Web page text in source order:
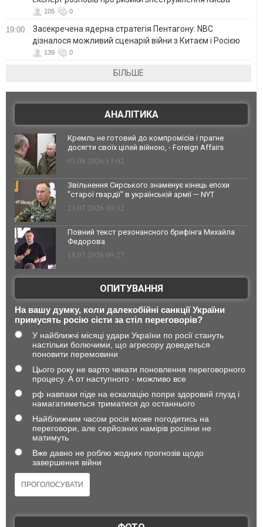
105 0
19:00
Засекречена ядерна стратегія Пентагону: NBC
дізналося можливий сценарій війни з Китаєм і Росією
139 0
БІЛЬШЕ
АНАЛІТИКА
Кремль не готовий до компромісів і прагне
досягти своїх цілей війною, - Foreign Affairs
03.08.2026 13:02
Звільнення Сирського знаменує кінець епохи
"старої гвардії" в українській армії — NYT
23.07.2026 10:32
Повний текст резонансного брифінга Михайла
Федорова
18.07.2026 09:27
ОПИТУВАННЯ
На вашу думку, коли далекобійні санкції України
примусять росію сісти за стіл переговорів?
У найближчі місяці удари України по росії стануть
настільки болючими, що агресору доведеться
поновити перемовини
Цього року не варто чекати поновлення переговорного
процесу. А от наступного - можливо все
рф навпаки піде на ескалацію попри здоровий глузд і
намагатиметься триматися до останнього
Найближчим часом росія може погодитись на
переговори, але серйозних намірів росіяни не
матимуть
Вже давно не роблю жодних прогнозів щодо
завершення війни